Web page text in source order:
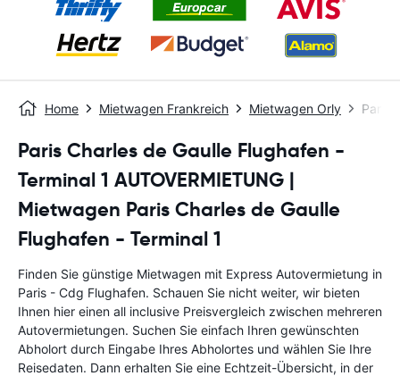
Home Mietwagen Frankreich Mietwagen Orly Paris
Paris Charles de Gaulle Flughafen -
Terminal 1 AUTOVERMIETUNG |
Mietwagen Paris Charles de Gaulle
Flughafen - Terminal 1
Finden Sie günstige Mietwagen mit Express Autovermietung in
Paris - Cdg Flughafen. Schauen Sie nicht weiter, wir bieten
Ihnen hier einen all inclusive Preisvergleich zwischen mehreren
Autovermietungen. Suchen Sie einfach Ihren gewünschten
Abholort durch Eingabe Ihres Abholortes und wählen Sie Ihre
Reisedaten. Dann erhalten Sie eine Echtzeit-Übersicht, in der